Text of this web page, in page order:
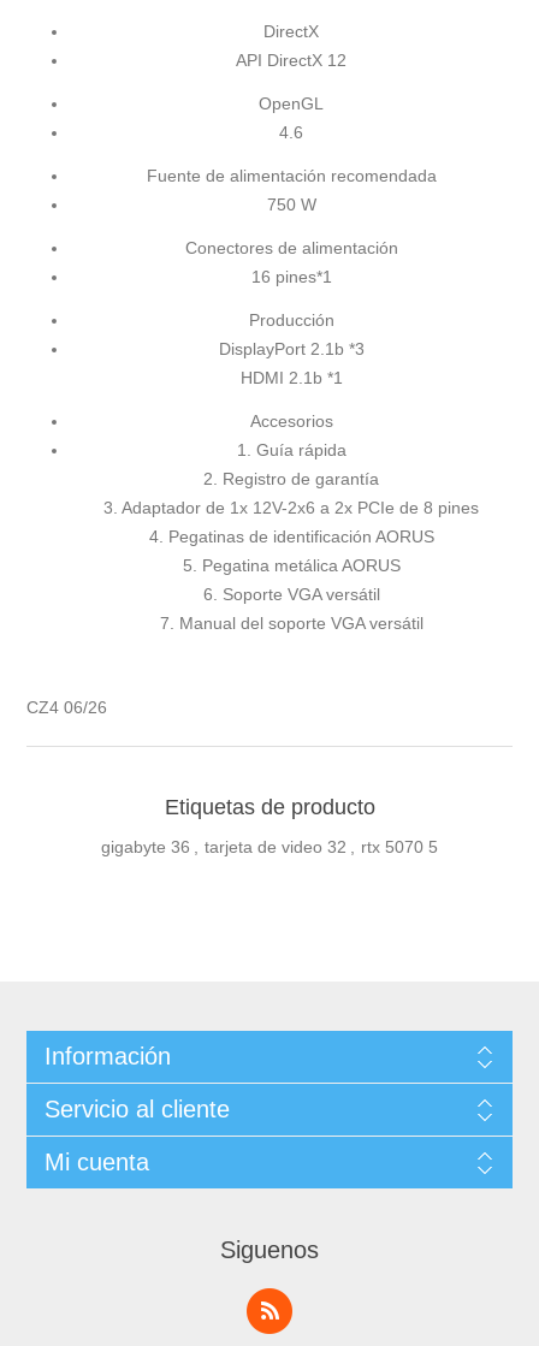
DirectX
API DirectX 12
OpenGL
4.6
Fuente de alimentación recomendada
750 W
Conectores de alimentación
16 pines*1
Producción
DisplayPort 2.1b *3
HDMI 2.1b *1
Accesorios
1. Guía rápida
2. Registro de garantía
3. Adaptador de 1x 12V-2x6 a 2x PCIe de 8 pines
4. Pegatinas de identificación AORUS
5. Pegatina metálica AORUS
6. Soporte VGA versátil
7. Manual del soporte VGA versátil
CZ4 06/26
Etiquetas de producto
gigabyte 36 , tarjeta de video 32 , rtx 5070 5
Información
Servicio al cliente
Mi cuenta
Siguenos